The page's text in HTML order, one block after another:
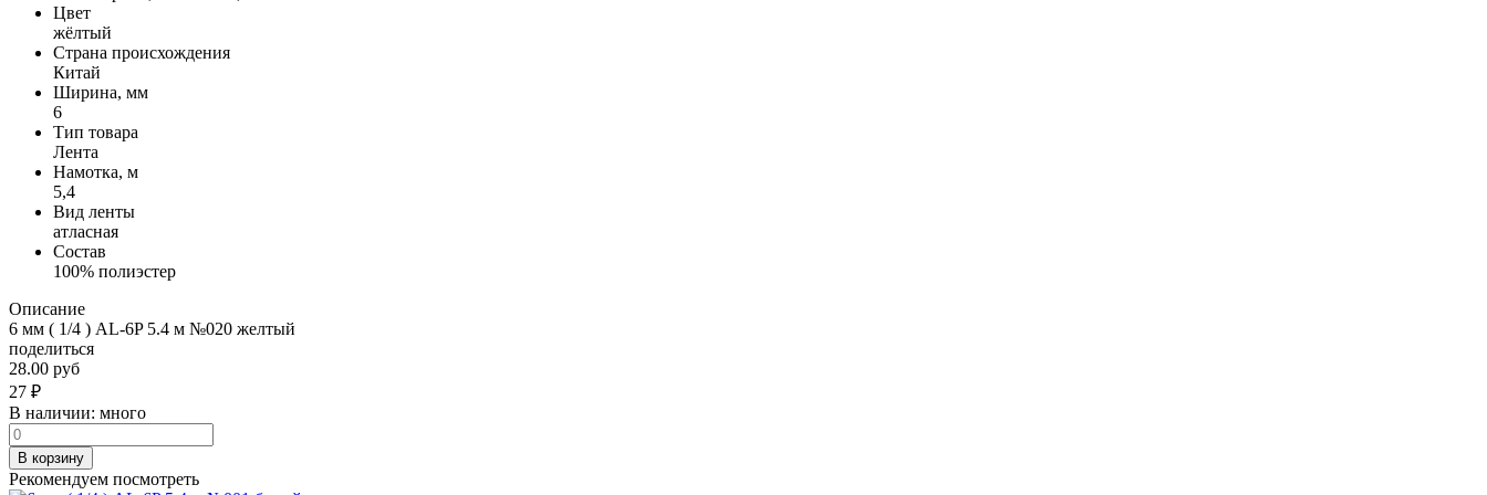
Цвет
жёлтый
Страна происхождения
Китай
Ширина, мм
6
Тип товара
Лента
Намотка, м
5,4
Вид ленты
атласная
Состав
100% полиэстер
Описание
6 мм ( 1/4 ) AL-6P 5.4 м №020 желтый
поделиться
28.00 руб
27 ₽
В наличии: много
В корзину
Рекомендуем посмотреть